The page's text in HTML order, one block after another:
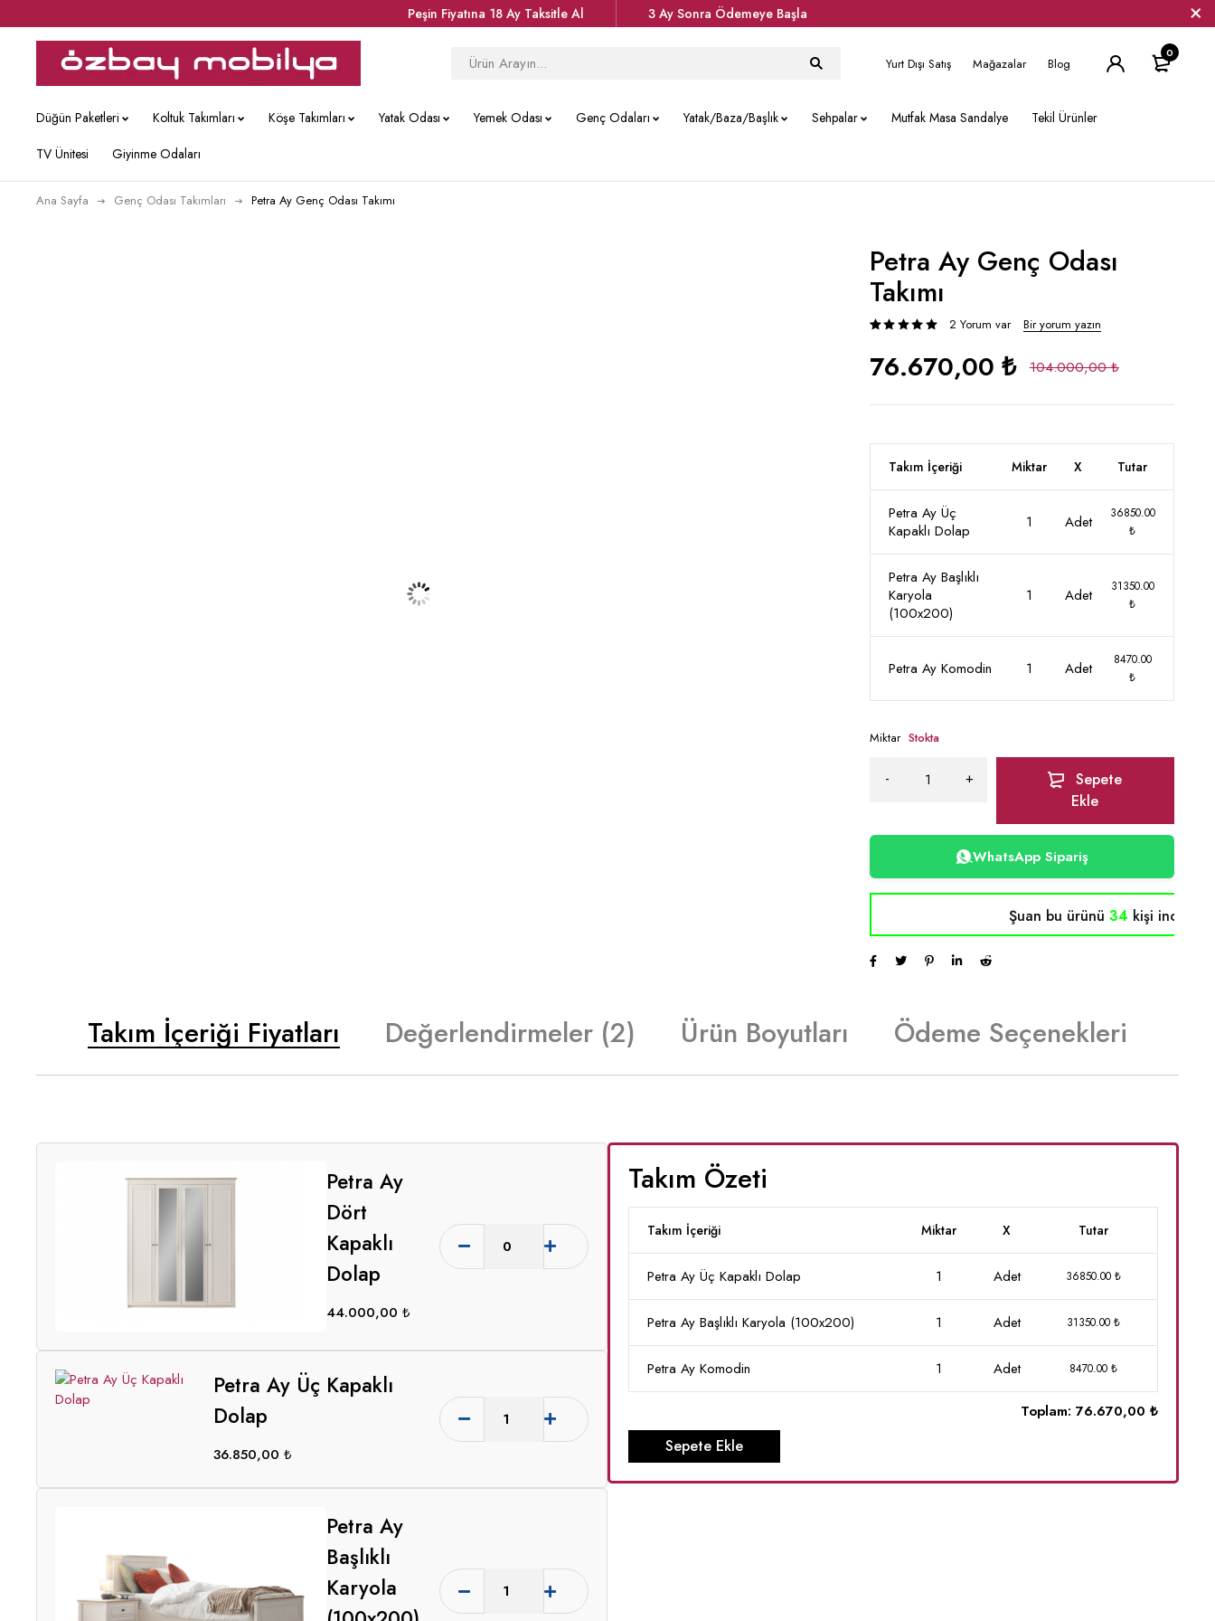
Peşin Fiyatına 18 Ay Taksitle Al 3 Ay Sonra Ödemeye Başla
Yurt Dışı Satış Mağazalar Blog
0
Düğün Paketleri Koltuk Takımları Köşe Takımları Yatak Odası Yemek Odası Genç Odaları Yatak/Baza/Başlık Sehpalar Mutfak Masa Sandalye
Tekil Ürünler
TV Ünitesi
Giyinme Odaları
Ana Sayfa Genç Odası Takımları Petra Ay Genç Odası Takımı
Petra Ay Genç Odası
Takımı
2 Yorum var Bir yorum yazın
104.000,00 ₺
76.670,00 ₺
Takım İçeriği Miktar X Tutar
Petra Ay Üç
Kapaklı Dolap
1 Adet
36850.00
₺
Petra Ay Başlıklı
Karyola
(100x200)
1 Adet
31350.00
₺
Petra Ay Komodin 1 Adet
8470.00
₺
Miktar Stokta
Sepete
Ekle
WhatsApp Sipariş
Şuan bu ürünü 34 kişi inceliyor
Takım İçeriği Fiyatları Değerlendirmeler (2) Ürün Boyutları Ödeme Seçenekleri
Petra Ay
Dört
Kapaklı
Dolap
44.000,00 ₺
Petra Ay Üç Kapaklı
Dolap
36.850,00 ₺
Petra Ay
Başlıklı
Karyola
Takım Özeti
Takım İçeriği Miktar X Tutar
Petra Ay Üç Kapaklı Dolap 1 Adet 36850.00 ₺
Petra Ay Başlıklı Karyola (100x200) 1 Adet 31350.00 ₺
Petra Ay Komodin 1 Adet 8470.00 ₺
Toplam: 76.670,00 ₺
Sepete Ekle